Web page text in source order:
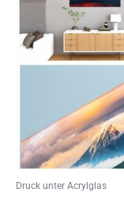
Druck unter Acrylglas